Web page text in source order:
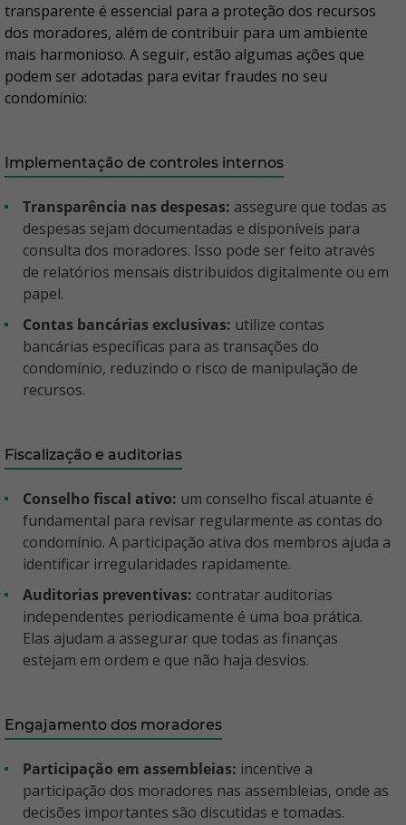
transparente é essencial para a proteção dos recursos
dos moradores, além de contribuir para um ambiente
mais harmonioso. A seguir, estão algumas ações que
podem ser adotadas para evitar fraudes no seu
condomínio:
Implementação de controles internos
Transparência nas despesas: assegure que todas as
despesas sejam documentadas e disponíveis para
consulta dos moradores. Isso pode ser feito através
de relatórios mensais distribuídos digitalmente ou em
papel.
Contas bancárias exclusivas: utilize contas
bancárias específicas para as transações do
condomínio, reduzindo o risco de manipulação de
recursos.
Fiscalização e auditorias
Conselho fiscal ativo: um conselho fiscal atuante é
fundamental para revisar regularmente as contas do
condomínio. A participação ativa dos membros ajuda a
identificar irregularidades rapidamente.
Auditorias preventivas: contratar auditorias
independentes periodicamente é uma boa prática.
Elas ajudam a assegurar que todas as finanças
estejam em ordem e que não haja desvios.
Engajamento dos moradores
Participação em assembleias: incentive a
participação dos moradores nas assembleias, onde as
decisões importantes são discutidas e tomadas.